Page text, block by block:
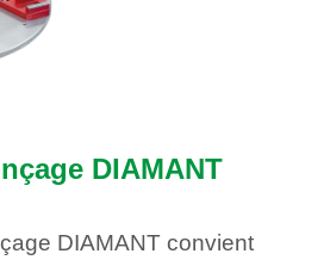
DIAMANT
DIAMANT convient